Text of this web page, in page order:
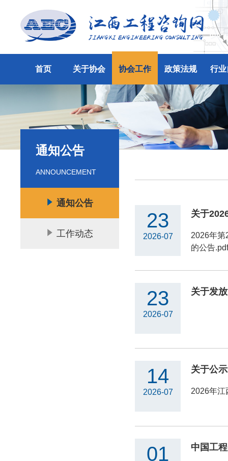
首页 关于协会 协会工作 政策法规 行
通知公告
ANNOUNCEMENT
通知公告
工作动态
23
2026-07
关于
2026年第
的公告
23
2026-07
关于发
14
2026-07 2026年江
01